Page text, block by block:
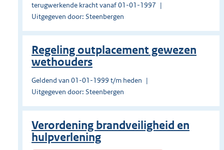
terugwerkende kracht vanaf 01-01-1997
Uitgegeven door: Steenbergen
Regeling outplacement gewezen
wethouders
Geldend van 01-01-1999 t/m heden
Uitgegeven door: Steenbergen
Verordening brandveiligheid en
hulpverlening